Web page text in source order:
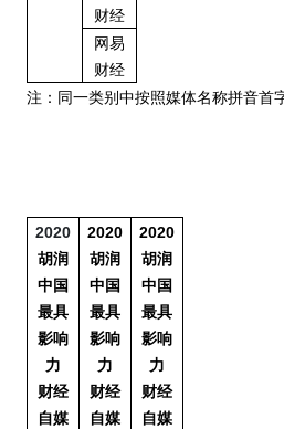
财经
网易
财经
注：同一类别中按照媒体名称拼音首
2020
胡润
中国
最具
影响
力
财经
自媒
2020
胡润
中国
最具
影响
力
财经
自媒
2020
胡润
中国
最具
影响
力
财经
自媒